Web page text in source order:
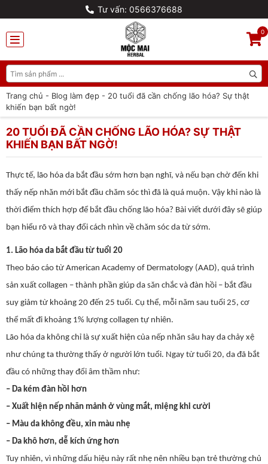
Tư vấn: 0566376688
0
Trang chủ - Blog làm đẹp - 20 tuổi đã cần chống lão hóa? Sự thật
khiến bạn bất ngờ!
20 TUỔI ĐÃ CẦN CHỐNG LÃO HÓA? SỰ THẬT
KHIẾN BẠN BẤT NGỜ!
Thực tế, lão hóa da bắt đầu sớm hơn bạn nghĩ, và nếu bạn chờ đến khi
thấy nếp nhăn mới bắt đầu chăm sóc thì đã là quá muộn. Vậy khi nào là
thời điểm thích hợp để bắt đầu chống lão hóa? Bài viết dưới đây sẽ giúp
bạn hiểu rõ và thay đổi cách nhìn về chăm sóc da từ sớm.
1. Lão hóa da bắt đầu từ tuổi 20
Theo báo cáo từ American Academy of Dermatology (AAD), quá trình
sản xuất collagen – thành phần giúp da săn chắc và đàn hồi – bắt đầu
suy giảm từ khoảng 20 đến 25 tuổi. Cụ thể, mỗi năm sau tuổi 25, cơ
thể mất đi khoảng 1% lượng collagen tự nhiên.
Lão hóa da không chỉ là sự xuất hiện của nếp nhăn sâu hay da chảy xệ
như chúng ta thường thấy ở người lớn tuổi. Ngay từ tuổi 20, da đã bắt
đầu có những thay đổi âm thầm như:
– Da kém đàn hồi hơn
– Xuất hiện nếp nhăn mảnh ở vùng mắt, miệng khi cười
– Màu da không đều, xỉn màu nhẹ
– Da khô hơn, dễ kích ứng hơn
Tuy nhiên, vì những dấu hiệu này rất nhẹ nên nhiều bạn trẻ thường chủ